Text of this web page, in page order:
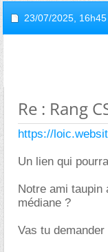
23/07/2025, 16h45
Re : Rang
https://
Un lien qui
Notre ami taupin
médiane ?
Vas tu